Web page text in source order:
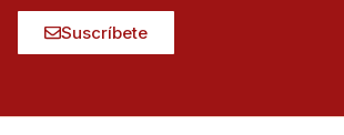
Suscríbete